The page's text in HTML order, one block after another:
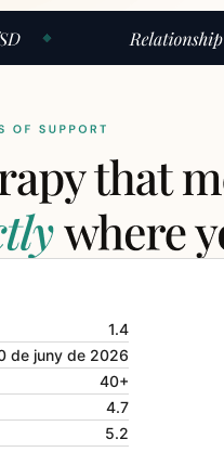
1.4
de juny de 2026
40+
4.7
5.2